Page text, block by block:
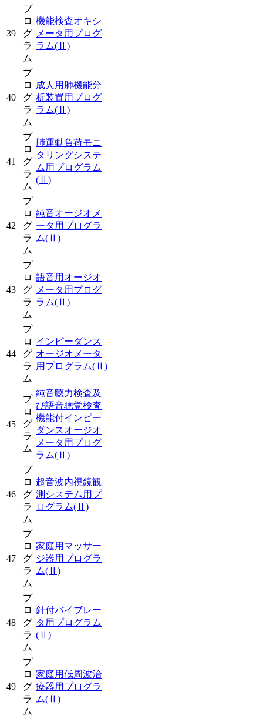
39
プ
ロ
グ
ラ
ム
機能検査オキシ
メータ用プログ
ラム(Ⅱ)
40
プ
ロ
グ
ラ
ム
成人用肺機能分
析装置用プログ
ラム(Ⅱ)
41
プ
ロ
グ
ラ
ム
肺運動負荷モニ
タリングシステ
ム用プログラム
(Ⅱ)
42
プ
ロ
グ
ラ
ム
純音オージオメ
ータ用プログラ
ム(Ⅱ)
43
プ
ロ
グ
ラ
ム
語音用オージオ
メータ用プログ
ラム(Ⅱ)
44
プ
ロ
グ
ラ
ム
インピーダンス
オージオメータ
用プログラム(Ⅱ)
45
プ
ロ
グ
ラ
ム
純音聴力検査及
び語音聴覚検査
機能付インピー
ダンスオージオ
メータ用プログ
ラム(Ⅱ)
46
プ
ロ
グ
ラ
ム
超音波内視鏡観
測システム用プ
ログラム(Ⅱ)
47
プ
ロ
グ
ラ
ム
家庭用マッサー
ジ器用プログラ
ム(Ⅱ)
48
プ
ロ
グ
ラ
ム
針付バイブレー
タ用プログラム
(Ⅱ)
49
プ
ロ
グ
ラ
ム
家庭用低周波治
療器用プログラ
ム(Ⅱ)